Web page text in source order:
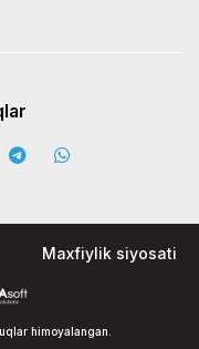
himoyalangan.
Maxfiylik siyosati